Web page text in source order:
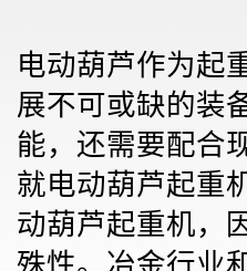
电动葫芦作为起
展不可或缺的装
能，还需要配合
就电动葫芦起重
动葫芦起重机，
殊性。冶金行业